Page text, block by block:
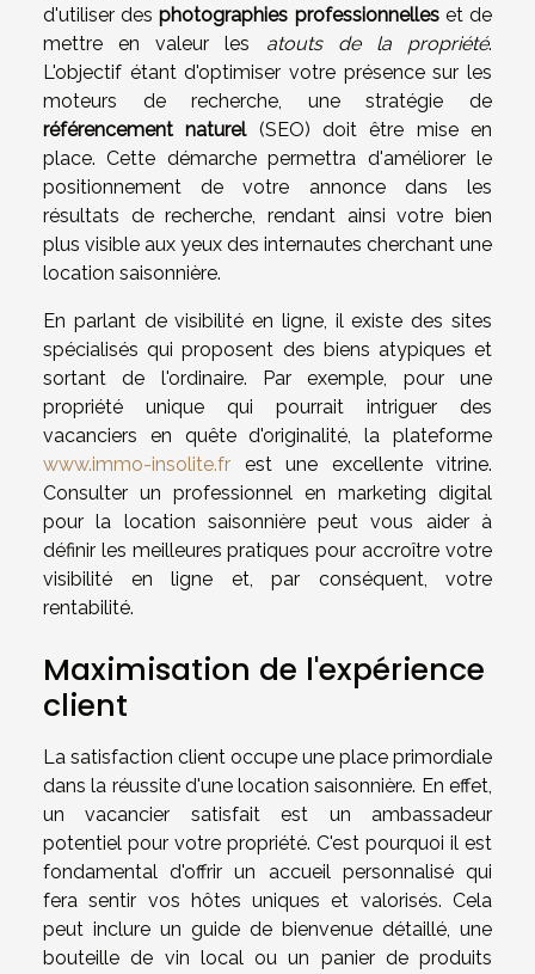
d'utiliser desphotographies professionnelleset de
mettre en valeur les atouts de la propriété.
L'objectif étant d'optimiser votre présence sur les
moteurs de recherche, une stratégie de
référencement naturel(SEO) doit être mise en
place. Cette démarche permettra d'améliorer le
positionnement de votre annonce dans les
résultats de recherche, rendant ainsi votre bien
plus visible aux yeux des internautes cherchant une
location saisonnière.
En parlant de visibilité en ligne, il existe des sites
spécialisés qui proposent des biens atypiques et
sortant de l'ordinaire. Par exemple, pour une
propriété unique qui pourrait intriguer des
vacanciers en quête d'originalité, la plateforme
www.immo-insolite.fr est une excellente vitrine.
Consulter un professionnel en marketing digital
pour la location saisonnière peut vous aider à
définir les meilleures pratiques pour accroître votre
visibilité en ligne et, par conséquent, votre
rentabilité.
Maximisation de l'expérience
client
La satisfaction client occupe une place primordiale
dans la réussite d'une location saisonnière. En effet,
un vacancier satisfait est un ambassadeur
potentiel pour votre propriété. C'est pourquoi il est
fondamental d'offrir un accueil personnalisé qui
fera sentir vos hôtes uniques et valorisés. Cela
peut inclure un guide de bienvenue détaillé, une
bouteille de vin local ou un panier de produits